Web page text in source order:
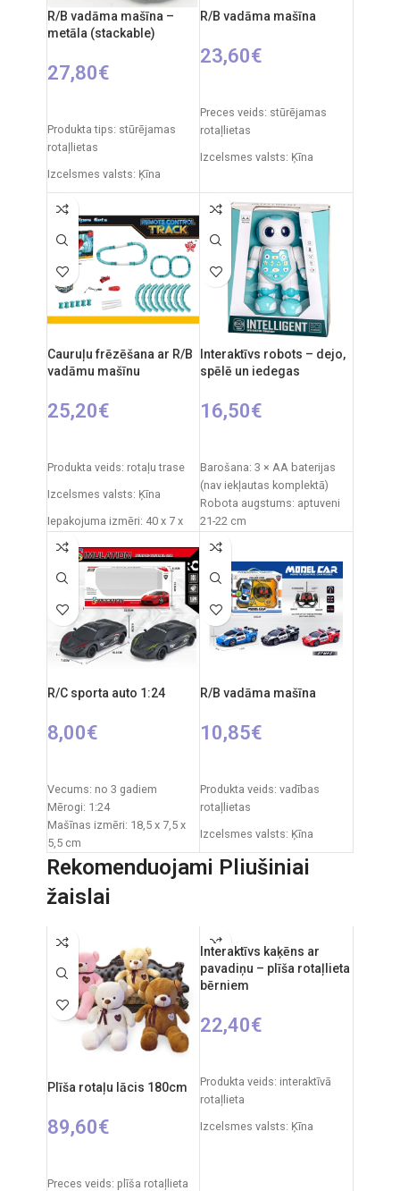
R/B vadāma mašīna –
metāla (stackable)
27,80€
Produkta tips: stūrējamas
rotaļlietas
Izcelsmes valsts: Ķīna
16 cm
Automašīnas garums: 30 cm
Frekvence: 2.4GHz
Tālvadības pults: 2xAA
baterijas
Ieteicamais vecums: no 6
R/B vadāma mašīna
23,60€
Preces veids: stūrējamas
rotaļlietas
Izcelsmes valsts: Ķīna
x 12 cm
Ieteicamais vecums: no 6
gadiem
Nepieciešamie elementi:
2xAA + 3xAAA
Cauruļu frēzēšana ar R/B
vadāmu mašīnu
25,20€
Produkta veids: rotaļu trase
Izcelsmes valsts: Ķīna
Iepakojuma izmēri: 40 x 7 x
34 cm
Daļu skaits: 19
Produkta materiāls:
plastmasa (PVC)
Ieteicamais vecums: 5 gadi
un vecāki
komplektā).
Interaktīvs robots – dejo,
spēlē un iedegas
16,50€
Barošana: 3 × AA baterijas
(nav iekļautas komplektā)
Robota augstums: aptuveni
21-22 cm
Iepakojuma izmēri: 21 × 9,5 ×
28 cm
Iepakojuma svars: 0,6 kg
Materiāls: plastmasa
Ieteicamais vecums: no 3
gadiem
Izcelsmes valsts: Ķīna
R/C sporta auto 1:24
8,00€
Vecums: no 3 gadiem
Mērogi: 1:24
Mašīnas izmēri: 18,5 x 7,5 x
5,5 cm
Iepakojuma izmēri: 23,5 x
11,5 x 9,3 cm
Barošanas avots: 3 x AA
Barošanas avots: 2 x AA
baterijas (nav iekļautas
komplektā)
Komplektā ietilpst: auto,
tālvadības pults
Materiāli: plastmasa, metāls
R/B vadāma mašīna
10,85€
Produkta veids: vadības
rotaļlietas
Izcelsmes valsts: Ķīna
Iepakojuma izmēri: 33 x 8 x
25 cm
Ieteicamais vecums: no 6
gadiem
automašīnai.
Rekomenduojami Pliušiniai
žaislai
Plīša rotaļu lācis 180cm
89,60€
Preces veids: plīša rotaļlieta
Interaktīvs kaķēns ar
pavadiņu – plīša rotaļlieta
bērniem
22,40€
Produkta veids: interaktīvā
rotaļlieta
Izcelsmes valsts: Ķīna